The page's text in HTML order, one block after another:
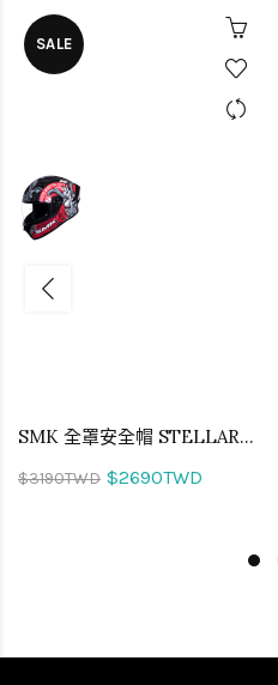
SALE
SMK 全罩安全帽 STELLAR SAMURAI 真武者 MA263
$3190TWD $2690TWD